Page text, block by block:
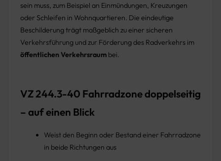
sein muss, zum Beispiel an Einmündungen, Kreuzungen
oder Schleifen in Wohnquartieren. Die eindeutige
Beschilderung trägt maßgeblich zu einer sicheren
Verkehrsführung und zur Förderung des Radverkehrs im
öffentlichen Verkehrsraum bei.
VZ 244.3-40 Fahrradzone doppelseitig
– auf einen Blick
Weist den Beginn oder Bestand einer Fahrradzone
in beide Richtungen aus